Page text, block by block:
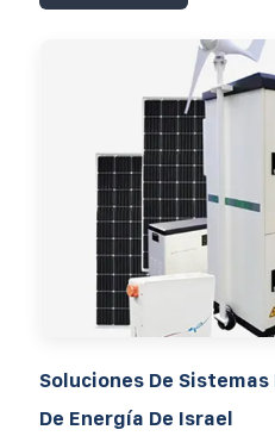
Soluciones De
De Energía De Israel